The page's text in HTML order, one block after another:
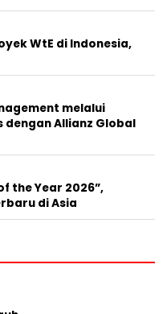
WtE di Indonesia,
melalui
Allianz Global
the Year 2026”,
di Asia